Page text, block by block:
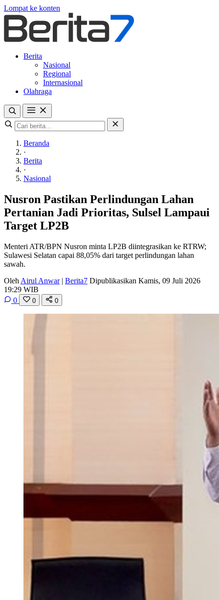
Lompat ke konten
Berita
Nasional
Regional
Internasional
Olahraga
Beranda
·
Berita
·
Nasional
Nusron Pastikan Perlindungan Lahan
Pertanian Jadi Prioritas, Sulsel Lampaui
Target LP2B
Menteri ATR/BPN Nusron minta LP2B diintegrasikan ke RTRW;
Sulawesi Selatan capai 88,05% dari target perlindungan lahan
sawah.
Oleh Airul Anwar | Berita7 Dipublikasikan Kamis, 09 Juli 2026
19:29 WIB
0
0 0